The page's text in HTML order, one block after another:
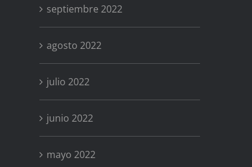
septiembre 2022
agosto 2022
julio 2022
junio 2022
mayo 2022